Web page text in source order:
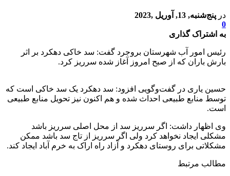
در پنج‌شنبه, 13, آوریل ,2023
0
به اشتراک گذاری
رئیس امور آب شهرستان بروجرد گفت: سد خاکی دهکرد بر اثر
بارش باران که از صبح امروز آغاز شده سرریز کرد.
حسین یاری در گفت‌وگویی افزود: سد دهکرد یک سد خاکی است که
توسط منابع طبیعی احداث شده و هم اکنون نیز تحویل منابع طبیعی
است.
وی اظهار داشت: اگر سرریز سد از محل اصلی سرریز باشد
مشکلی ایجاد نخواهد کرد ولی اگر سرریز از تاج سد باشد ممکن
مشکلاتی برای روستای دهکرد و آزاد راه اراک به خرم آباد ایجاد کند.
مطالب مرتبط